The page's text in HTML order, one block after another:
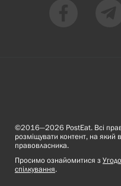
©2016—2026 PostEat. Всі
розміщувати контент, на який
правовласника.
Просимо ознайомитися з
спілкування.